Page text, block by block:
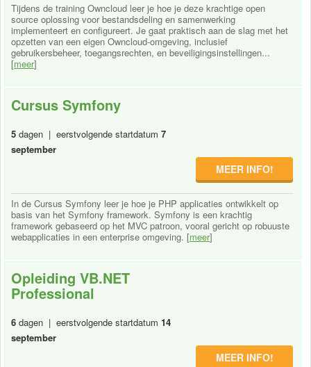
Tijdens de training Owncloud leer je hoe je deze krachtige open
source oplossing voor bestandsdeling en samenwerking
implementeert en configureert. Je gaat praktisch aan de slag met het
opzetten van een eigen Owncloud-omgeving, inclusief
gebruikersbeheer, toegangsrechten, en beveiligingsinstellingen...
[meer]
Cursus Symfony
5 dagen | eerstvolgende startdatum 7
september
MEER INFO!
In de Cursus Symfony leer je hoe je PHP applicaties ontwikkelt op
basis van het Symfony framework. Symfony is een krachtig
framework gebaseerd op het MVC patroon, vooral gericht op robuuste
webapplicaties in een enterprise omgeving. [meer]
Opleiding VB.NET
Professional
6 dagen | eerstvolgende startdatum 14
september
MEER INFO!